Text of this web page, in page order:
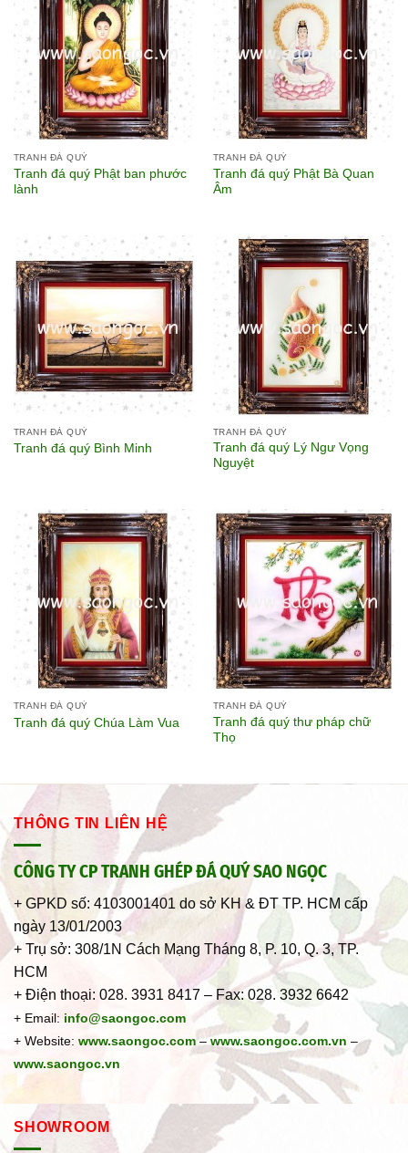
TRANH ĐÁ QUÝ
Tranh đá quý Phật ban phước
lành
TRANH ĐÁ QUÝ
Tranh đá quý Phật Bà Quan
Âm
TRANH ĐÁ QUÝ
Tranh đá quý Bình Minh
TRANH ĐÁ QUÝ
Tranh đá quý Lý Ngư Vọng
Nguyệt
TRANH ĐÁ QUÝ
Tranh đá quý Chúa Làm Vua
TRANH ĐÁ QUÝ
Tranh đá quý thư pháp chữ
Thọ
THÔNG TIN LIÊN HỆ
CÔNG TY CP TRANH GHÉP ĐÁ QUÝ SAO NGỌC
+ GPKD số: 4103001401 do sở KH & ĐT TP. HCM cấp
ngày 13/01/2003
+ Trụ sở: 308/1N Cách Mạng Tháng 8, P. 10, Q. 3, TP.
HCM
+ Điện thoại: 028. 3931 8417 – Fax: 028. 3932 6642
+ Email: info@saongoc.com
+ Website: www.saongoc.com–www.saongoc.com.vn –
www.saongoc.vn
SHOWROOM